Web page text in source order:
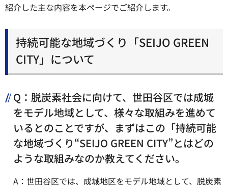
紹介した主な内容を本ページでご紹介します。
持続可能な地域づくり「SEIJO GREEN
CITY」について
Q：脱炭素社会に向けて、世田谷区では成城
をモデル地域として、様々な取組みを進めて
いるとのことですが、まずはこの「持続可能
な地域づくり“SEIJO GREEN CITY”とはどの
ような取組みなのか教えてください。
A：世田谷区では、成城地区をモデル地域として、脱炭素